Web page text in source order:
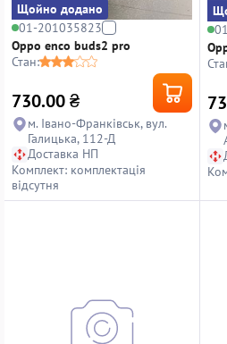
Щойно додано
01-201035823
Oppo enco buds2 pro
Стан:
730.00₴
м. Івано-Франківськ, вул.
Галицька, 112-Д
Доставка НП
Комплект: комплектація
відсутня